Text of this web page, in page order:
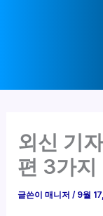
외신 기
편 3가지
글쓴이매니저/ 9월